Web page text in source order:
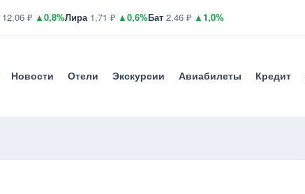
12,06 ₽ ▲0,8%Лира1,71 ₽ ▲0,6%Бат 2,46 ₽ ▲1,0%
Новости Отели Экскурсии Авиабилеты Кредит